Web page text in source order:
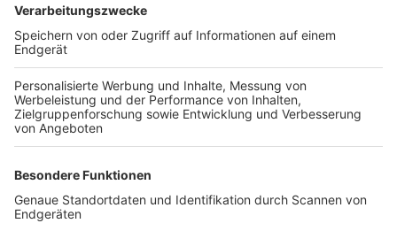
TOP-VEREINE
TOP-PARTNER